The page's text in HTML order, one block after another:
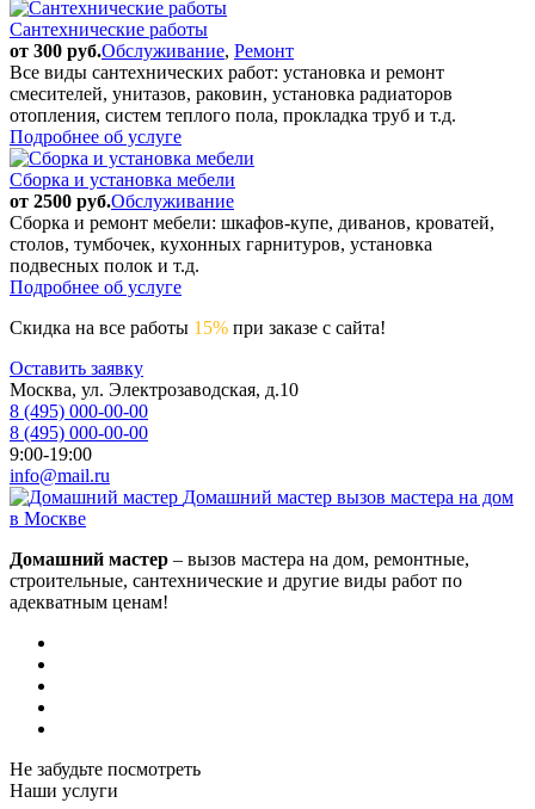
Сантехнические работы
от 300 руб.Обслуживание, Ремонт
Все виды сантехнических работ: установка и ремонт
смесителей, унитазов, раковин, установка радиаторов
отопления, систем теплого пола, прокладка труб и т.д.
Подробнее об услуге
Сборка и установка мебели
от 2500 руб.Обслуживание
Сборка и ремонт мебели: шкафов-купе, диванов, кроватей,
столов, тумбочек, кухонных гарнитуров, установка
подвесных полок и т.д.
Подробнее об услуге
Скидка на все работы 15% при заказе с сайта!
Оставить заявку
Москва, ул. Электрозаводская, д.10
8 (495) 000-00-00
8 (495) 000-00-00
9:00-19:00
info@mail.ru
Домашний мастер вызов мастера на дом
в Москве
Домашний мастер – вызов мастера на дом, ремонтные,
строительные, сантехнические и другие виды работ по
адекватным ценам!
Не забудьте посмотреть
Наши услуги